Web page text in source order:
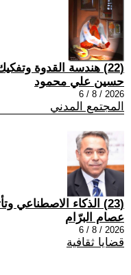
(22) هندسة القدوة وتفكيك الوعي الأخلاقي
حسين علي محمود
2026 / 8 / 6
المجتمع المدني
(23) الذكاء الاصطناعي وتأثيره في الثقافة والوظائف
عصام البرّام
2026 / 8 / 6
قضايا ثقافية